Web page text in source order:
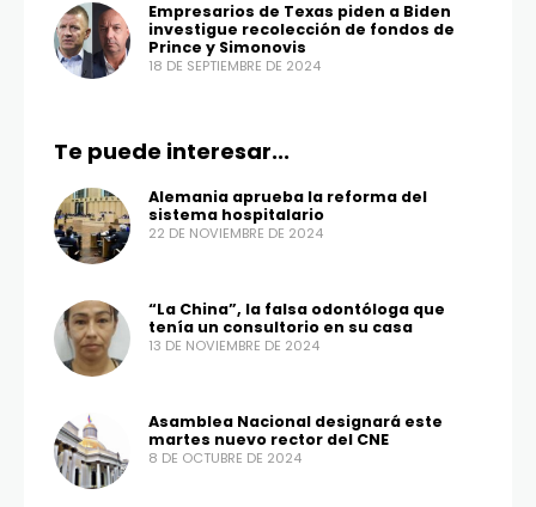
Empresarios de Texas piden a Biden
investigue recolección de fondos de
Prince y Simonovis
18 DE SEPTIEMBRE DE 2024
Te puede interesar...
Alemania aprueba la reforma del
sistema hospitalario
22 DE NOVIEMBRE DE 2024
“La China”, la falsa odontóloga que
tenía un consultorio en su casa
13 DE NOVIEMBRE DE 2024
Asamblea Nacional designará este
martes nuevo rector del CNE
8 DE OCTUBRE DE 2024